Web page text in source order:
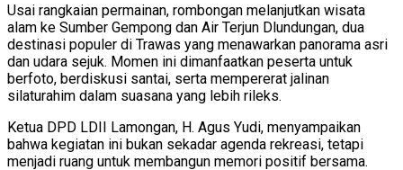
Usai rangkaian permainan, rombongan melanjutkan wisata
alam ke Sumber Gempong dan Air Terjun Dlundungan, dua
destinasi populer di Trawas yang menawarkan panorama asri
dan udara sejuk. Momen ini dimanfaatkan peserta untuk
berfoto, berdiskusi santai, serta mempererat jalinan
silaturahim dalam suasana yang lebih rileks.
Ketua DPD LDII Lamongan, H. Agus Yudi, menyampaikan
bahwa kegiatan ini bukan sekadar agenda rekreasi, tetapi
menjadi ruang untuk membangun memori positif bersama.